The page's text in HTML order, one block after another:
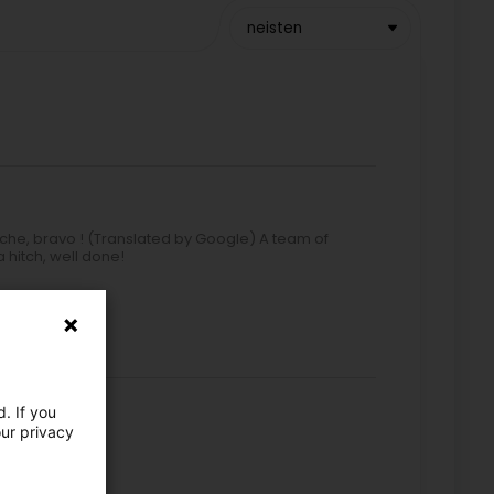
neisten
bravo ! (Translated by Google) A team of
hitch, well done!
If you
privacy